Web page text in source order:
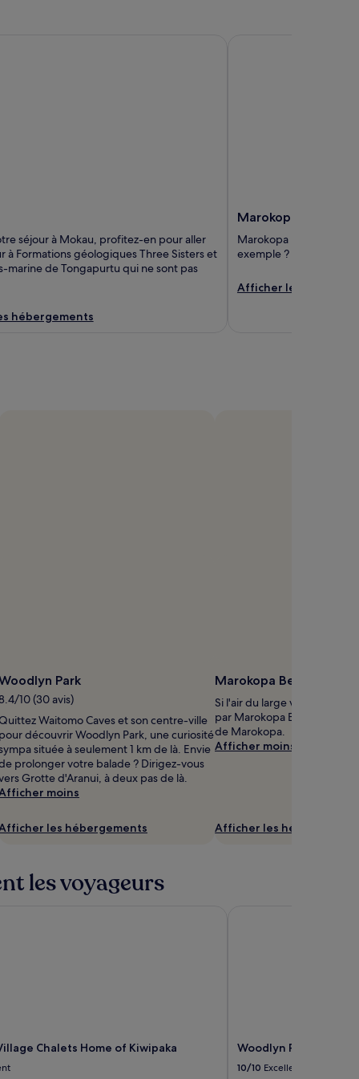
séjour à Mokau, profitez-en pour aller
à Formations géologiques Three Sisters et
marine de Tongapurtu qui ne sont pas
hébergements
Marokopa
Marokopa ne manque
exemple ? Marokopa
Afficher les
Park
10 (30 avis)
Waitomo Caves et son centre-ville
pour découvrir Woodlyn Park, une curiosité
située à seulement 1 km de là. Envie
prolonger votre balade ? Dirigez-vous
Grotte d'Aranui, à deux pas de là.
moins
les hébergements
Marokopa Beach
Si l'air du large vous attire,
par Marokopa Beach, à 0,7
de Marokopa.
Afficher moins
Afficher les
les voyageurs
Chalets Home of Kiwipaka Woodlyn Park
10/10 Excellent